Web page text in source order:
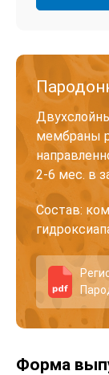
Форма
мембраны
2-6 мес. в
Состав: